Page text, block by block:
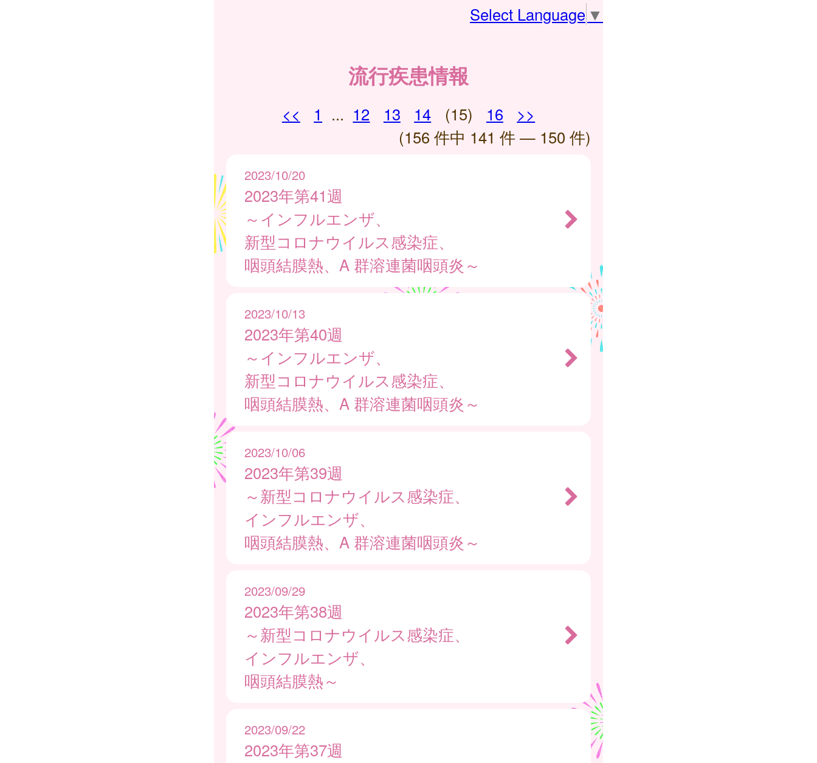
Select Language ▼
流行疾患情報
<< 1 ... 12 13 14 (15) 16
>>
(156 件中 141 件 — 150 件)
2023/10/20
2023年第41週
～インフルエンザ、
新型コロナウイルス感染症、
咽頭結膜熱、A 群溶連菌咽頭炎～
2023/10/13
2023年第40週
～インフルエンザ、
新型コロナウイルス感染症、
咽頭結膜熱、A 群溶連菌咽頭炎～
2023/10/06
2023年第39週
～新型コロナウイルス感染症、
インフルエンザ、
咽頭結膜熱、A 群溶連菌咽頭炎～
2023/09/29
2023年第38週
～新型コロナウイルス感染症、
インフルエンザ、
咽頭結膜熱～
2023/09/22
2023年第37週